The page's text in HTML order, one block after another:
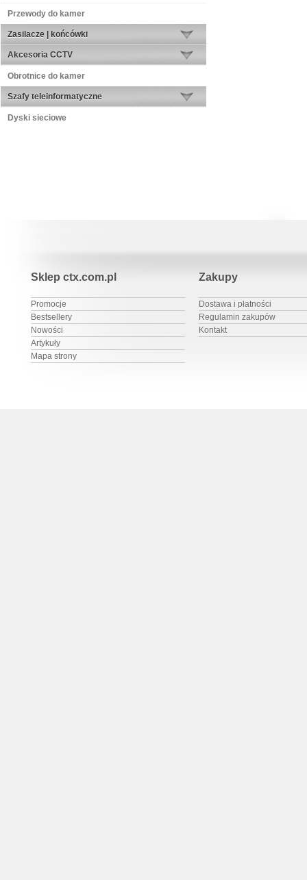
Przewody do kamer
Zasilacze | końcówki
Akcesoria CCTV
Obrotnice do kamer
Szafy teleinformatyczne
Dyski sieciowe
Sklep ctx.com.pl
Promocje
Bestsellery
Nowości
Artykuły
Mapa strony
Zakupy
Dostawa i płatności
Regulamin zakupów
Kontakt